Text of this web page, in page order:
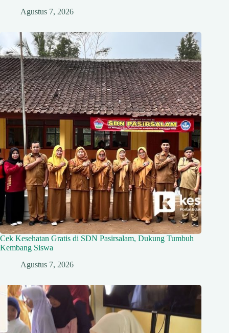
Agustus 7, 2026
Cek Kesehatan Gratis di SDN Pasirsalam, Dukung Tumbuh
Kembang Siswa
Agustus 7, 2026